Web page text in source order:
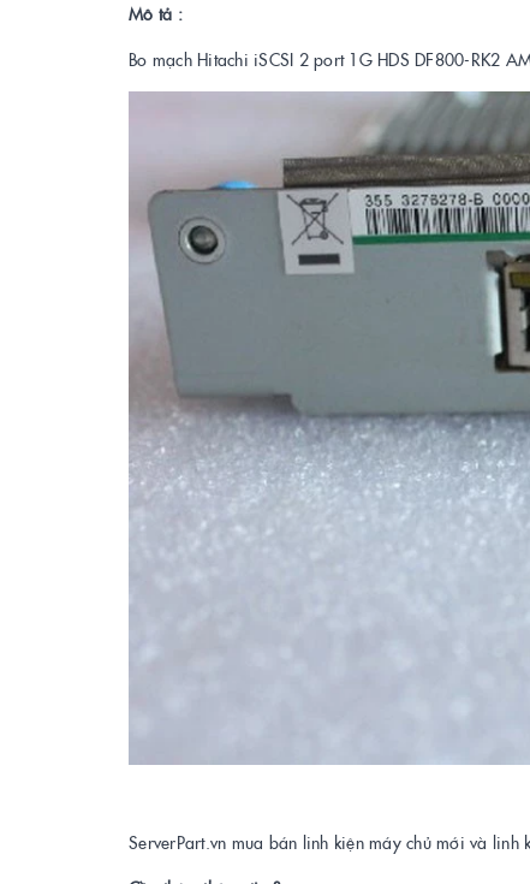
Mô tả :
Bo mạch Hitachi iSCSI 2 port 1G HDS DF800-RK2
ServerPart.vn mua bán linh kiện máy chủ mới và linh